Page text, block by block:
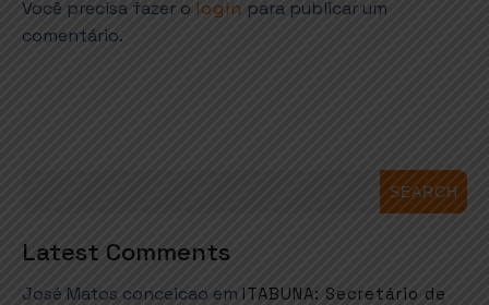
Você precisa fazer o login para publicar um
comentário.
SEARCH
Latest Comments
José Matos conceicao em ITABUNA: Secretário de